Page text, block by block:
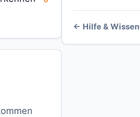
← Hilfe & Wissen